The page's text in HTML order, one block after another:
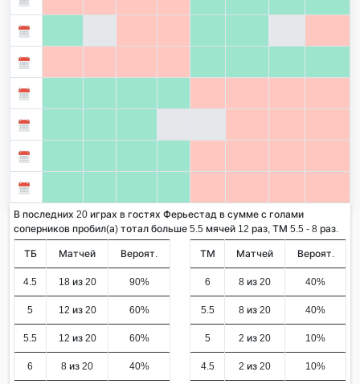
В последних 20 играх в гостях Ферьестад в сумме с голами
соперников пробил(а) тотал больше 5.5 мячей 12 раз, ТМ 5.5 - 8 раз.
ТБ Матчей Вероят.
4.5 18 из 20 90%
5 12 из 20 60%
5.5 12 из 20 60%
6 8 из 20 40%
ТМ Матчей Вероят.
6 8 из 20 40%
5.5 8 из 20 40%
5 2 из 20 10%
4.5 2 из 20 10%